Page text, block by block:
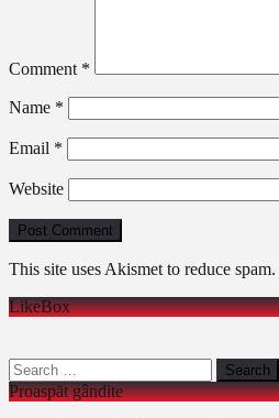
Comment *
Name *
Email *
Website
This site uses Akismet to reduce spam.
LikeBox
Search
for:
Proaspăt gândite